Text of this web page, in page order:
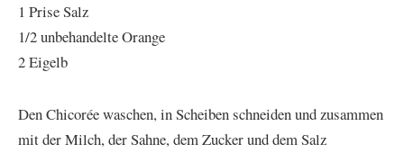
1 Prise Salz
1/2 unbehandelte Orange
2 Eigelb
Den Chicorée waschen, in Scheiben schneiden und zusammen
mit der Milch, der Sahne, dem Zucker und dem Salz